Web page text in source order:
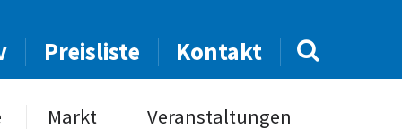
Preisliste Kontakt
Markt Veranstaltungen